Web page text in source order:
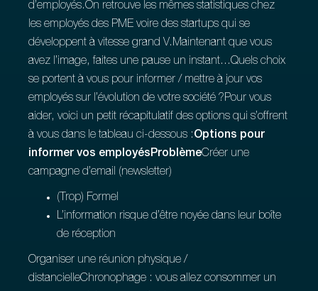
d’employés.On retrouve les mêmes statistiques chez
les employés des PME voire des startups qui se
développent à vitesse grand V.Maintenant que vous
avez l’image, faites une pause un instant...Quels choix
se portent à vous pour informer / mettre à jour vos
employés sur l’évolution de votre société ?Pour vous
aider, voici un petit récapitulatif des options qui s’offrent
à vous dans le tableau ci-dessous :Options pour
informer vos employésProblèmeCréer une
campagne d’email (newsletter)
(Trop) Formel
L’information risque d’être noyée dans leur boîte
de réception
Organiser une réunion physique /
distancielleChronophage : vous allez consommer un